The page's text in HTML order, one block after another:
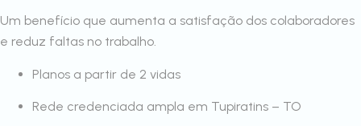
Um benefício que aumenta a satisfação dos colaboradores
e reduz faltas no trabalho.
Planos a partir de 2 vidas
Rede credenciada ampla em Tupiratins – TO